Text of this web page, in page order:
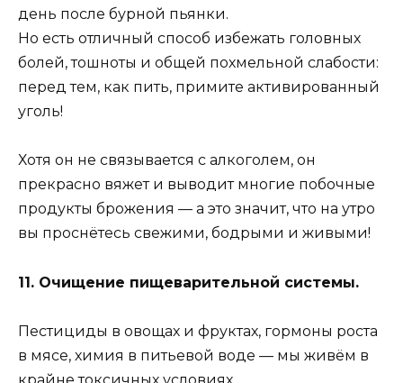
день после бурной пьянки.
Но есть отличный способ избежать головных
болей, тошноты и общей похмельной слабости:
перед тем, как пить, примите активированный
уголь!
Хотя он не связывается с алкоголем, он
прекрасно вяжет и выводит многие побочные
продукты брожения — а это значит, что на утро
вы проснётесь свежими, бодрыми и живыми!
11. Очищение пищеварительной системы.
Пестициды в овощах и фруктах, гормоны роста
в мясе, химия в питьевой воде — мы живём в